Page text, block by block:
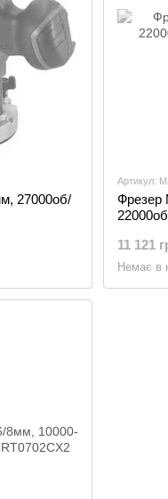
27000об/
Артикул:
Фрезер
11 121
Немає в